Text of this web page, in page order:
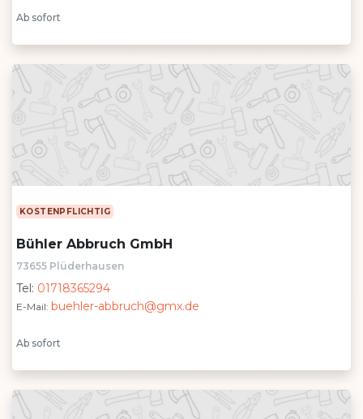
Ab sofort
KOSTENPFLICHTIG
Bühler Abbruch GmbH
73655 Plüderhausen
Tel: 01718365294
E-Mail: buehler-abbruch@gmx.de
Ab sofort